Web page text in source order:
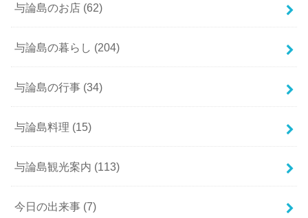
与論島のお店 (62)
与論島の暮らし (204)
与論島の行事 (34)
与論島料理 (15)
与論島観光案内 (113)
今日の出来事 (7)